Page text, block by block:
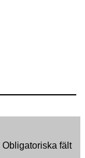
Obligatoriska fält